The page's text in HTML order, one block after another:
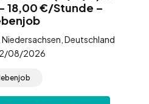
18,00 €/Stunde –
Deutschland
08/2026